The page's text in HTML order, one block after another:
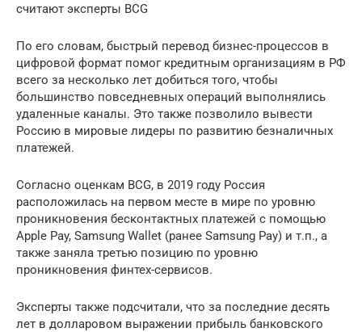
считают эксперты BCG
По его словам, быстрый перевод бизнес-процессов в
цифровой формат помог кредитным организациям в РФ
всего за несколько лет добиться того, чтобы
большинство повседневных операций выполнялись
удаленные каналы. Это также позволило вывести
Россию в мировые лидеры по развитию безналичных
платежей.
Согласно оценкам BCG, в 2019 году Россия
расположилась на первом месте в мире по уровню
проникновения бесконтактных платежей с помощью
Apple Pay, Samsung Wallet (ранее Samsung Pay) и т.п., а
также заняла третью позицию по уровню
проникновения финтех-сервисов.
Эксперты также подсчитали, что за последние десять
лет в долларовом выражении прибыль банковского